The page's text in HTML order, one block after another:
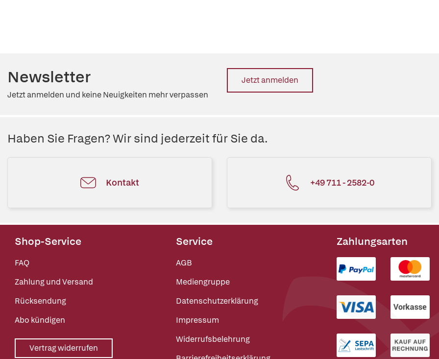
Newsletter
Jetzt anmelden und keine Neuigkeiten mehr verpassen
Jetzt anmelden
Haben Sie Fragen? Wir sind jederzeit für Sie da.
Kontakt +49 711 - 2582-0
Shop-Service
FAQ
Zahlung und Versand
Rücksendung
Abo kündigen
Vertrag widerrufen
Service
AGB
Mediengruppe
Datenschutzerklärung
Impressum
Widerrufsbelehrung
Zahlungsarten